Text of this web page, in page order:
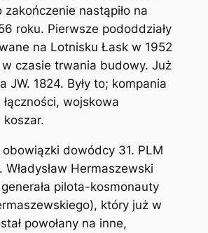
zakończenie nastąpiło na
roku. Pierwsze pododdziały
na Lotnisku Łask w 1952
czasie trwania budowy. Już
JW. 1824. Były to; kompania
wojskowa
dowódcy 31. PLM
Władysław Hermaszewski
pilota-kosmonauty
który już w
powołany na inne,